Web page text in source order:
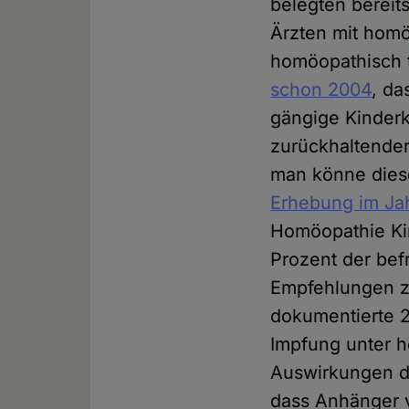
belegten
Ärzten mit
schon 2004,
gängige
man könne
Erhebung im
Homöopathie
Prozent der
Empfehlungen
dokumentierte
Impfung unter
Auswirkungen
dass Anhänger